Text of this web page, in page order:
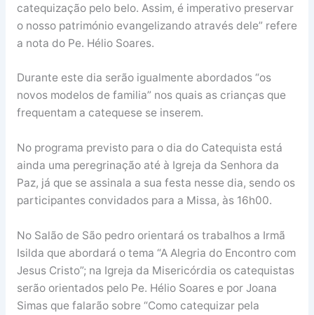
catequização pelo belo. Assim, é imperativo preservar
o nosso património evangelizando através dele” refere
a nota do Pe. Hélio Soares.
Durante este dia serão igualmente abordados “os
novos modelos de familia” nos quais as crianças que
frequentam a catequese se inserem.
No programa previsto para o dia do Catequista está
ainda uma peregrinação até à Igreja da Senhora da
Paz, já que se assinala a sua festa nesse dia, sendo os
participantes convidados para a Missa, às 16h00.
No Salão de São pedro orientará os trabalhos a Irmã
Isilda que abordará o tema “A Alegria do Encontro com
Jesus Cristo”; na Igreja da Misericórdia os catequistas
serão orientados pelo Pe. Hélio Soares e por Joana
Simas que falarão sobre “Como catequizar pela